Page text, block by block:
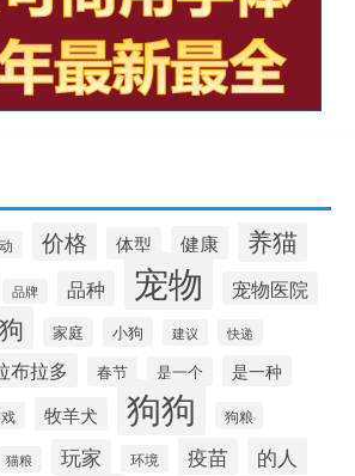
价格 体型 健康 养猫
品牌 品种 宠物 宠物医院
家庭 小狗 建议 快递
布拉多 春节 是一个 是一种
牧羊犬 狗狗 狗粮
猫粮 玩家 环境 疫苗 的人